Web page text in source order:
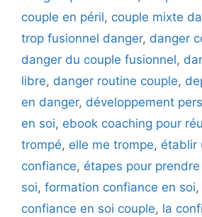
couple en péril, couple mixte
trop fusionnel danger, danger
danger du couple fusionnel,
libre, danger routine couple,
en danger, développement
en soi, ebook coaching pour
trompé, elle me trompe, établir
confiance, étapes pour
soi, formation confiance en soi,
confiance en soi couple, la